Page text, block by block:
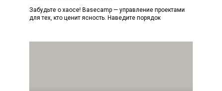
Забудьте о хаосе! Basecamp — управление проектами
для тех, кто ценит ясность. Наведите порядок